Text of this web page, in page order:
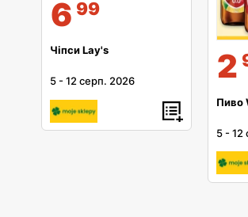
6 99
Чіпси Lay's
5 -12 серп. 2026 2
Пиво
5 -12